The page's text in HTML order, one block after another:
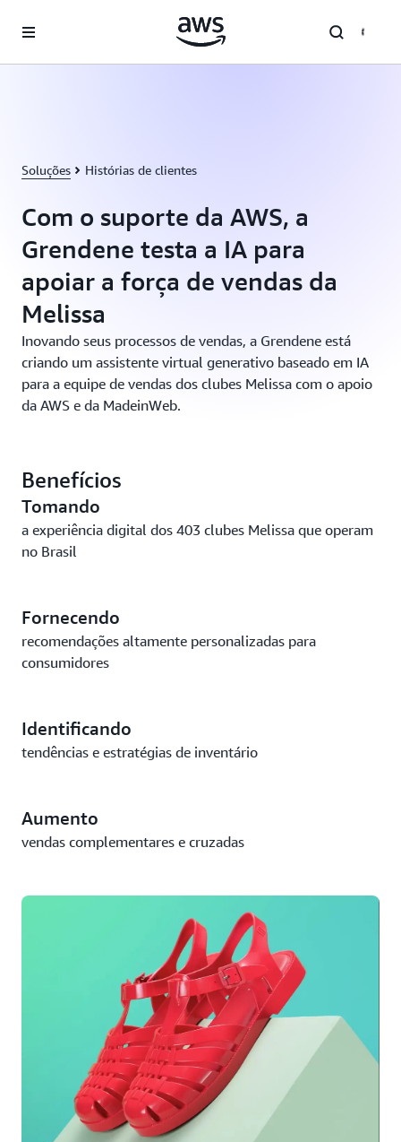
Pular para o conteúdo principal
Soluções Histórias de clientes
Com o suporte da AWS, a
Grendene testa a IA para
apoiar a força de vendas da
Melissa
Inovando seus processos de vendas, a Grendene está
criando um assistente virtual generativo baseado em IA
para a equipe de vendas dos clubes Melissa com o apoio
da AWS e da MadeinWeb.
Benefícios
Tomando
a experiência digital dos 403 clubes Melissa que operam
no Brasil
Fornecendo
recomendações altamente personalizadas para
consumidores
Identificando
tendências e estratégias de inventário
Aumento
vendas complementares e cruzadas